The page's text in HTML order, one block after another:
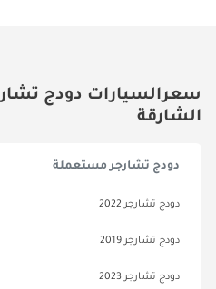
سعرالسيارات دودج
الشارقة
دودج تشارجر مستعملة
دودج تشارجر 2022
دودج تشارجر 2019
دودج تشارجر 2023